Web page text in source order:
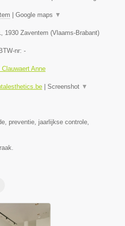
Google maps ▼
, 1930 Zaventem (Vlaams-Brabant)
nr: -
Anne
Screenshot ▼
preventie, jaarlijkse controle,